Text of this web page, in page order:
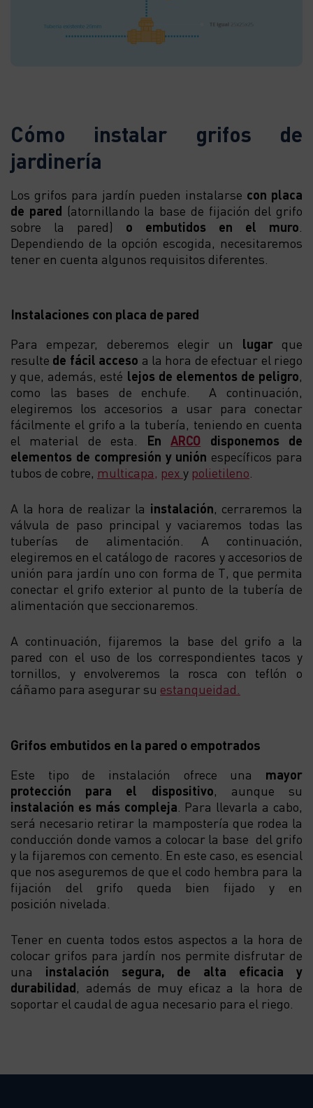
Cómo instalar grifos de
jardinería
Los grifos para jardín pueden instalarse con placa
de pared (atornillando la base de fijación del grifo
sobre la pared) o embutidos en el muro
Dependiendo de la opción escogida, necesitaremos
tener en cuenta algunos requisitos diferentes.
Instalaciones con placa de pared
Para empezar, deberemos elegir un
lugar que
resulte de fácil acceso a la hora de efectuar el riego
y que, además, esté lejos de elementos de peligro,
como las bases de enchufe. A continuación,
elegiremos los accesorios a usar para conectar
fácilmente el grifo a la tubería, teniendo en cuenta
el material de esta. EnARCO disponemos de
elementos de compresión y unión específicos para
tubos de cobre, multicapa, pex y polietileno
A la hora de realizar la instalación, cerraremos la
válvula de paso principal y vaciaremos todas las
tuberías de alimentación. A continuación,
elegiremos en el catálogo de racores y accesorios de
unión para jardín uno con forma de T, que permita
conectar el grifo exterior al punto de la tubería de
alimentación que seccionaremos.
A continuación, fijaremos la base del grifo a la
pared con el uso de los correspondientes tacos y
tornillos, y envolveremos la rosca con teflón o
cáñamo para asegurar su estanqueidad.
Grifos embutidos en la pared o empotrados
Este tipo de instalación ofrece una mayor
protección para el dispositivo , aunque su
instalación es más compleja . Para llevarla a cabo,
será necesario retirar la mampostería que rodea la
conducción donde vamos a colocar la base del grifo
y la fijaremos con cemento. En este caso, es esencial
que nos aseguremos de que el codo hembra para la
fijación del grifo queda bien fijado y en
posición nivelada.
Tener en cuenta todos estos aspectos a la hora de
colocar grifos para jardín nos permite disfrutar de
una instalación segura, de alta eficacia y
durabilidad , además de muy eficaz a la hora de
soportar el caudal de agua necesario para el riego.